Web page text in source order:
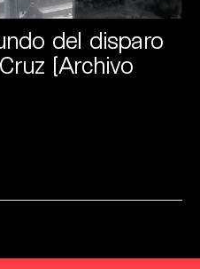
del disparo
[Archivo